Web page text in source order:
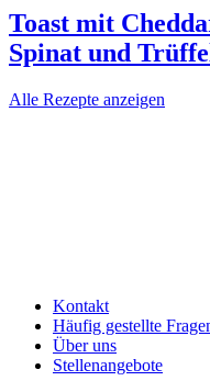
Toast mit
Spinat und
Alle Rezepte anzeigen
Kontakt
Häufig gestellte
Über uns
Stellenangebote